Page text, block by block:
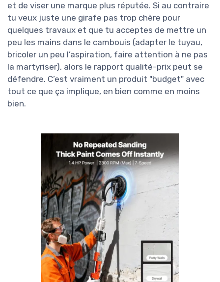
et de viser une marque plus réputée. Si au contraire
tu veux juste une girafe pas trop chère pour
quelques travaux et que tu acceptes de mettre un
peu les mains dans le cambouis (adapter le tuyau,
bricoler un peu l’aspiration, faire attention à ne pas
la martyriser), alors le rapport qualité-prix peut se
défendre. C’est vraiment un produit "budget" avec
tout ce que ça implique, en bien comme en moins
bien.